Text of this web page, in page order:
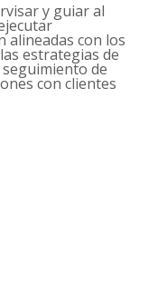
y guiar al
alineadas con los
estrategias de
de
con clientes